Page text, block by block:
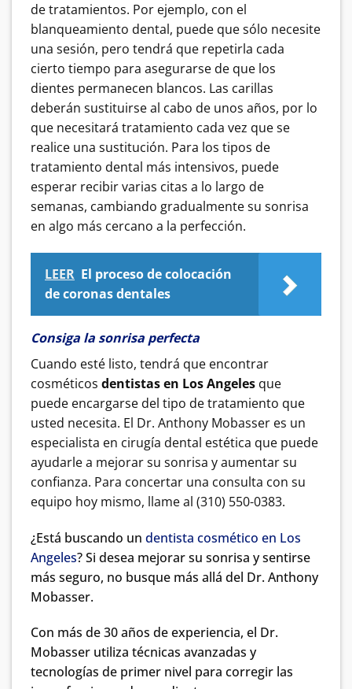
de tratamientos. Por ejemplo, con el
blanqueamiento dental, puede que sólo necesite
una sesión, pero tendrá que repetirla cada
cierto tiempo para asegurarse de que los
dientes permanecen blancos. Las carillas
deberán sustituirse al cabo de unos años, por lo
que necesitará tratamiento cada vez que se
realice una sustitución. Para los tipos de
tratamiento dental más intensivos, puede
esperar recibir varias citas a lo largo de
semanas, cambiando gradualmente su sonrisa
en algo más cercano a la perfección.
LEER El proceso de colocación
de coronas dentales
Consiga la sonrisa perfecta
Cuando esté listo, tendrá que encontrar
cosméticos dentistas en Los Angeles que
puede encargarse del tipo de tratamiento que
usted necesita. El Dr. Anthony Mobasser es un
especialista en cirugía dental estética que puede
ayudarle a mejorar su sonrisa y aumentar su
confianza. Para concertar una consulta con su
equipo hoy mismo, llame al (310) 550-0383.
¿Está buscando un dentista cosmético en Los
Angeles? Si desea mejorar su sonrisa y sentirse
más seguro, no busque más allá del Dr. Anthony
Mobasser.
Con más de 30 años de experiencia, el Dr.
Mobasser utiliza técnicas avanzadas y
tecnologías de primer nivel para corregir las